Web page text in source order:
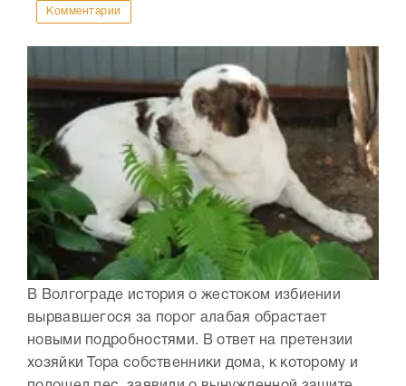
Комментарии
В Волгограде история о жестоком избиении
вырвавшегося за порог алабая обрастает
новыми подробностями. В ответ на претензии
хозяйки Тора собственники дома, к которому и